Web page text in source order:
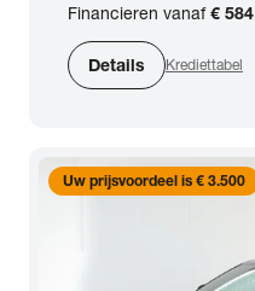
Financieren vanaf€ 584
Details Krediettabel
Uw prijsvoordeel is € 3.500